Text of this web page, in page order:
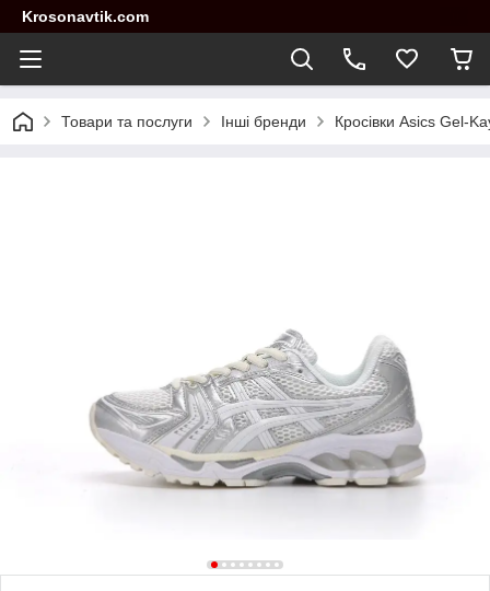
Krosonavtik.com
Товари та послуги Інші бренди Кросівки Asics Gel-